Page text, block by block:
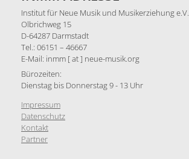
Institut für Neue Musik und Musikerziehung e.V.
Olbrichweg 15
D-64287 Darmstadt
Tel.: 06151 – 46667
E-Mail: inmm [ at ] neue-musik.org
Bürozeiten:
Dienstag bis Donnerstag 9 - 13 Uhr
Impressum
Datenschutz
Kontakt
Partner